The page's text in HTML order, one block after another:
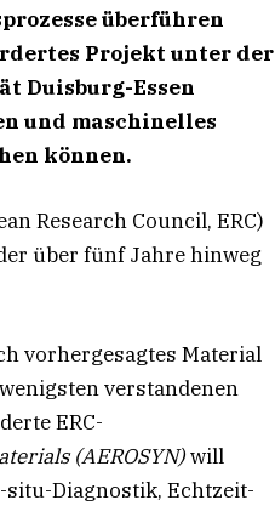
überführen
Projekt unter der
Duisburg-Essen
und maschinelles
können.
Research Council, ERC)
über fünf Jahre hinweg
vorhergesagtes Material
verstandenen
ERC-
(AEROSYN)will
Diagnostik, Echtzeit-